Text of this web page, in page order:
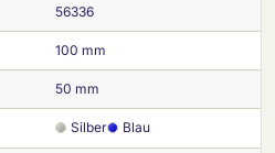
56336
100 mm
50 mm
Silber Blau